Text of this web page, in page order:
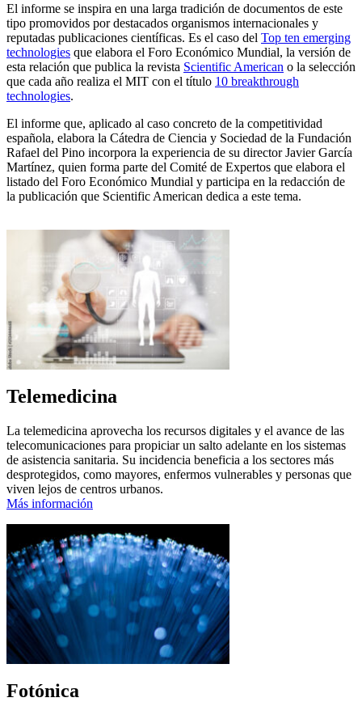
El informe se inspira en una larga tradición de documentos de este
tipo promovidos por destacados organismos internacionales y
reputadas publicaciones científicas. Es el caso del Top ten emerging
technologies que elabora el Foro Económico Mundial, la versión de
esta relación que publica la revista Scientific American o la selección
que cada año realiza el MIT con el título 10 breakthrough
technologies.
El informe que, aplicado al caso concreto de la competitividad
española, elabora la Cátedra de Ciencia y Sociedad de la Fundación
Rafael del Pino incorpora la experiencia de su director Javier García
Martínez, quien forma parte del Comité de Expertos que elabora el
listado del Foro Económico Mundial y participa en la redacción de
la publicación que Scientific American dedica a este tema.
Telemedicina
La telemedicina aprovecha los recursos digitales y el avance de las
telecomunicaciones para propiciar un salto adelante en los sistemas
de asistencia sanitaria. Su incidencia beneficia a los sectores más
desprotegidos, como mayores, enfermos vulnerables y personas que
viven lejos de centros urbanos.
Más información
Fotónica